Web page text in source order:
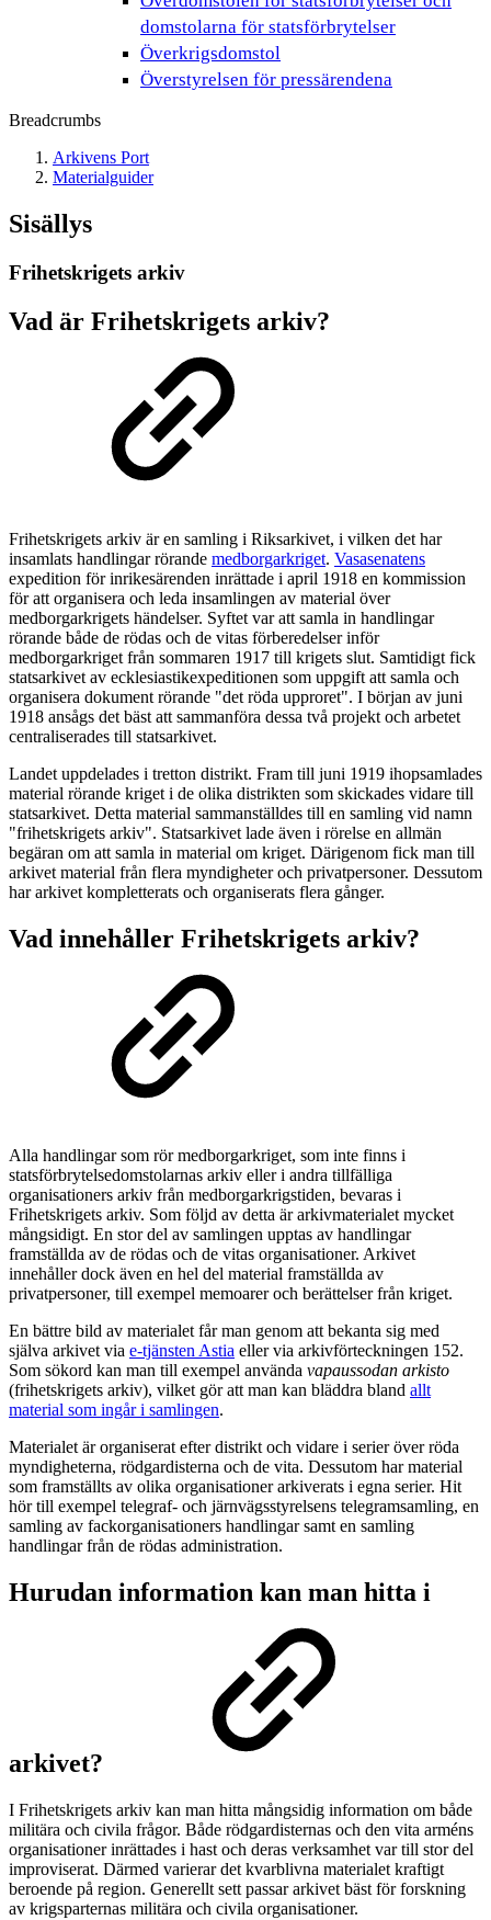
domstolarna för statsförbrytelser
Överkrigsdomstol
Överstyrelsen för pressärendena
Breadcrumbs
Arkivens Port
Materialguider
Sisällys
Frihetskrigets arkiv
Vad är Frihetskrigets arkiv?
Frihetskrigets arkiv är en samling i Riksarkivet, i vilken det har
insamlats handlingar rörande medborgarkriget. Vasasenatens
expedition för inrikesärenden inrättade i april 1918 en kommission
för att organisera och leda insamlingen av material över
medborgarkrigets händelser. Syftet var att samla in handlingar
rörande både de rödas och de vitas förberedelser inför
medborgarkriget från sommaren 1917 till krigets slut. Samtidigt fick
statsarkivet av ecklesiastikexpeditionen som uppgift att samla och
organisera dokument rörande "det röda upproret". I början av juni
1918 ansågs det bäst att sammanföra dessa två projekt och arbetet
centraliserades till statsarkivet.
Landet uppdelades i tretton distrikt. Fram till juni 1919 ihopsamlades
material rörande kriget i de olika distrikten som skickades vidare till
statsarkivet. Detta material sammanställdes till en samling vid namn
"frihetskrigets arkiv". Statsarkivet lade även i rörelse en allmän
begäran om att samla in material om kriget. Därigenom fick man till
arkivet material från flera myndigheter och privatpersoner. Dessutom
har arkivet kompletterats och organiserats flera gånger.
Vad innehåller Frihetskrigets arkiv?
Alla handlingar som rör medborgarkriget, som inte finns i
statsförbrytelsedomstolarnas arkiv eller i andra tillfälliga
organisationers arkiv från medborgarkrigstiden, bevaras i
Frihetskrigets arkiv. Som följd av detta är arkivmaterialet mycket
mångsidigt. En stor del av samlingen upptas av handlingar
framställda av de rödas och de vitas organisationer. Arkivet
innehåller dock även en hel del material framställda av
privatpersoner, till exempel memoarer och berättelser från kriget.
En bättre bild av materialet får man genom att bekanta sig med
själva arkivet via e-tjänsten Astia eller via arkivförteckningen 152.
Som sökord kan man till exempel använda vapaussodan arkisto
(frihetskrigets arkiv), vilket gör att man kan bläddra bland allt
material som ingår i samlingen.
Materialet är organiserat efter distrikt och vidare i serier över röda
myndigheterna, rödgardisterna och de vita. Dessutom har material
som framställts av olika organisationer arkiverats i egna serier. Hit
hör till exempel telegraf- och järnvägsstyrelsens telegramsamling, en
samling av fackorganisationers handlingar samt en samling
handlingar från de rödas administration.
Hurudan information kan man hitta i
arkivet?
I Frihetskrigets arkiv kan man hitta mångsidig information om både
militära och civila frågor. Både rödgardisternas och den vita arméns
organisationer inrättades i hast och deras verksamhet var till stor del
improviserat. Därmed varierar det kvarblivna materialet kraftigt
beroende på region. Generellt sett passar arkivet bäst för forskning
av krigsparternas militära och civila organisationer.